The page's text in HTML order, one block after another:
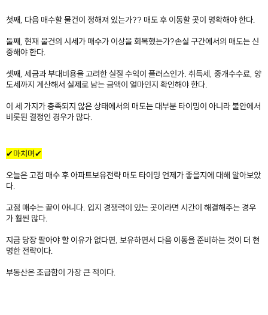
첫째, 다음 매수할 물건이 정해져 있는가?? 매도 후 이동할 곳이 명확해야 한다.
둘째, 현재 물건의 시세가 매수가 이상을 회복했는가?손실 구간에서의 매도는 신
중해야 한다.
셋째, 세금과 부대비용을 고려한 실질 수익이 플러스인가. 취득세, 중개수수료, 양
도세까지 계산해서 실제로 남는 금액이 얼마인지 확인해야 한다.
이 세 가지가 충족되지 않은 상태에서의 매도는 대부분 타이밍이 아니라 불안에서
비롯된 결정인 경우가 많다.
✔마치며✔
오늘은 고점 매수 후 아파트보유전략 매도 타이밍 언제가 좋을지에 대해 알아보았
다.
고점 매수는 끝이 아니다. 입지 경쟁력이 있는 곳이라면 시간이 해결해주는 경우
가 훨씬 많다.
지금 당장 팔아야 할 이유가 없다면, 보유하면서 다음 이동을 준비하는 것이 더 현
명한 전략이다.
부동산은 조급함이 가장 큰 적이다.